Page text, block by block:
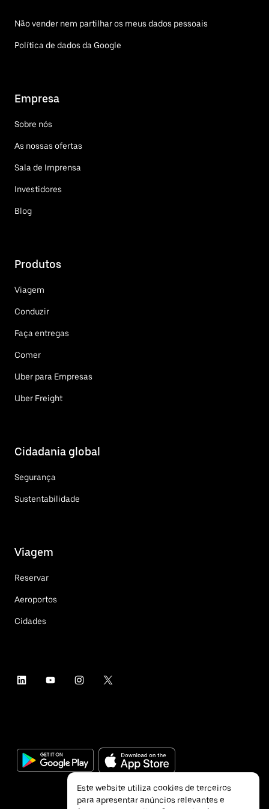
Não vender nem partilhar os meus dados pessoais
Política de dados da Google
Empresa
Sobre nós
As nossas ofertas
Sala de Imprensa
Investidores
Blog
Produtos
Viagem
Conduzir
Faça entregas
Comer
Uber para Empresas
Uber Freight
Cidadania global
Segurança
Sustentabilidade
Viagem
Reservar
Aeroportos
Cidades
Este website utiliza cookies de terceiros
para apresentar anúncios relevantes e